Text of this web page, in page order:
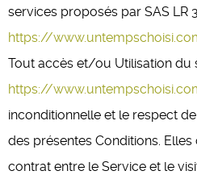
services proposés par SAS LR
https://
Tout accès et/ou Utilisation du
https://
inconditionnelle et le respect
des présentes Conditions.
contrat entre le Service et le